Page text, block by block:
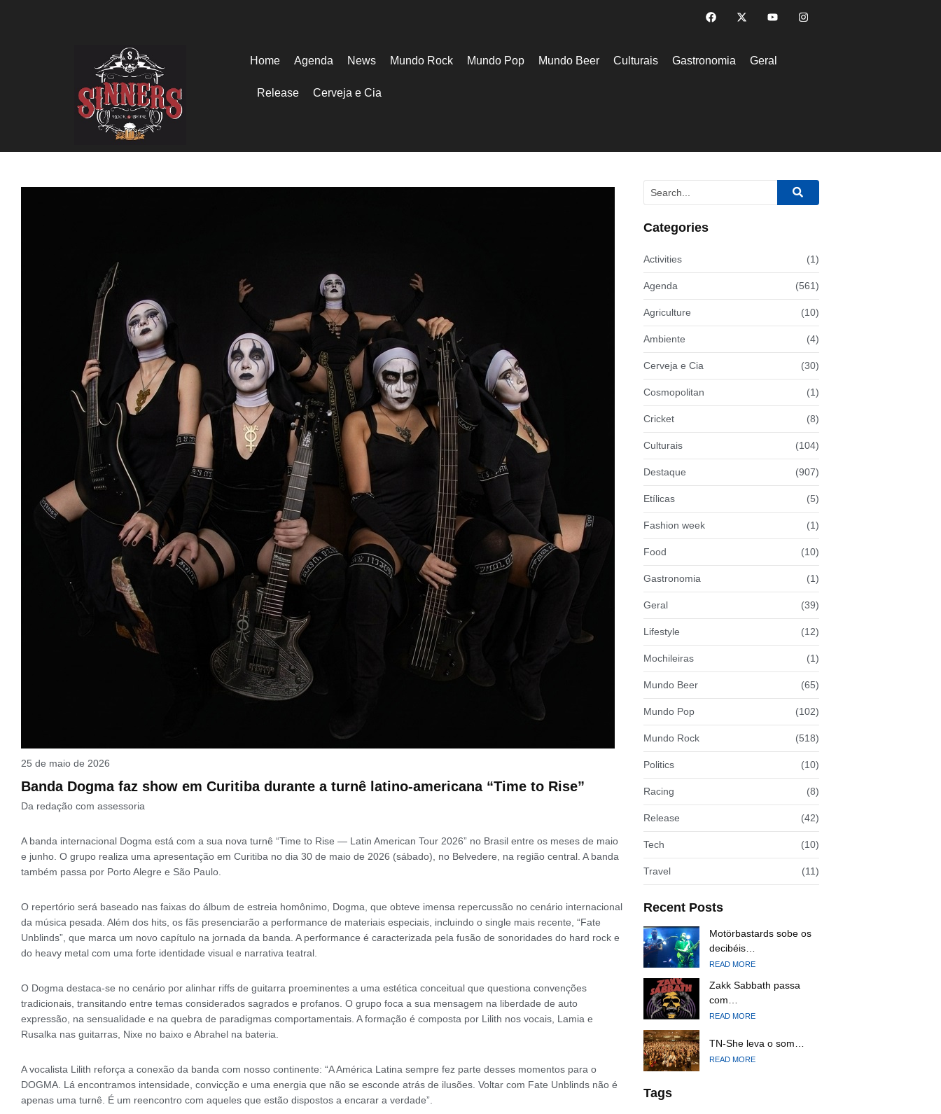
Home Agenda News Mundo Rock Mundo Pop Mundo Beer Culturais Gastronomia Geral
Release Cerveja e Cia
25 de maio de 2026
Banda Dogma faz show em Curitiba durante a turnê latino-americana “Time to Rise”
Da redação com assessoria
A banda internacional Dogma está com a sua nova turnê “Time to Rise — Latin American Tour 2026” no Brasil entre os meses de maio
e junho. O grupo realiza uma apresentação em Curitiba no dia 30 de maio de 2026 (sábado), no Belvedere, na região central. A banda
também passa por Porto Alegre e São Paulo.
O repertório será baseado nas faixas do álbum de estreia homônimo, Dogma, que obteve imensa repercussão no cenário internacional
da música pesada. Além dos hits, os fãs presenciarão a performance de materiais especiais, incluindo o single mais recente, “Fate
Unblinds”, que marca um novo capítulo na jornada da banda. A performance é caracterizada pela fusão de sonoridades do hard rock e
do heavy metal com uma forte identidade visual e narrativa teatral.
O Dogma destaca-se no cenário por alinhar riffs de guitarra proeminentes a uma estética conceitual que questiona convenções
tradicionais, transitando entre temas considerados sagrados e profanos. O grupo foca a sua mensagem na liberdade de auto
expressão, na sensualidade e na quebra de paradigmas comportamentais. A formação é composta por Lilith nos vocais, Lamia e
Rusalka nas guitarras, Nixe no baixo e Abrahel na bateria.
A vocalista Lilith reforça a conexão da banda com nosso continente: “A América Latina sempre fez parte desses momentos para o
DOGMA. Lá encontramos intensidade, convicção e uma energia que não se esconde atrás de ilusões. Voltar com Fate Unblinds não é
apenas uma turnê. É um reencontro com aqueles que estão dispostos a encarar a verdade”.
Categories
Activities (1)
Agenda (561)
Agriculture (10)
Ambiente (4)
Cerveja e Cia (30)
Cosmopolitan (1)
Cricket (8)
Culturais (104)
Destaque (907)
Etílicas (5)
Fashion week (1)
Food (10)
Gastronomia (1)
Geral (39)
Lifestyle (12)
Mochileiras (1)
Mundo Beer (65)
Mundo Pop (102)
Mundo Rock (518)
Politics (10)
Racing (8)
Release (42)
Tech (10)
Travel (11)
Recent Posts
Motörbastards sobe os
decibéis…
READ MORE
Zakk Sabbath passa
com…
READ MORE
TN-She leva o som…
READ MORE
Tags